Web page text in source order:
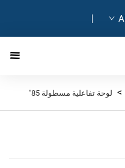
> لوحة تفاعلية مسطولة 85"